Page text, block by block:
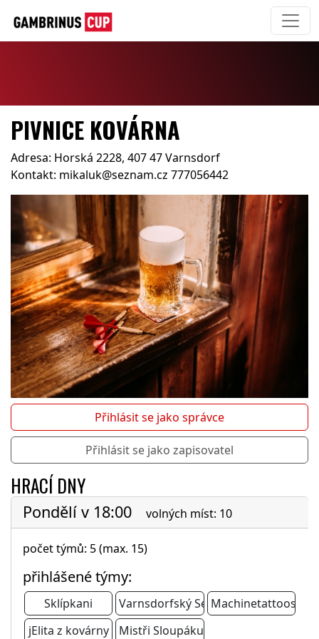
PIVNICE KOVÁRNA
Adresa: Horská 2228, 407 47 Varnsdorf
Kontakt: mikaluk@seznam.cz 777056442
Přihlásit se jako správce
Přihlásit se jako zapisovatel
HRACÍ DNY
Pondělí v 18:00 volných míst: 10
počet týmů: 5 (max. 15)
přihlášené týmy:
Sklípkani Varnsdorfský SedláciMachinetattoos
jElita z kovárny
Mistři Sloupáku